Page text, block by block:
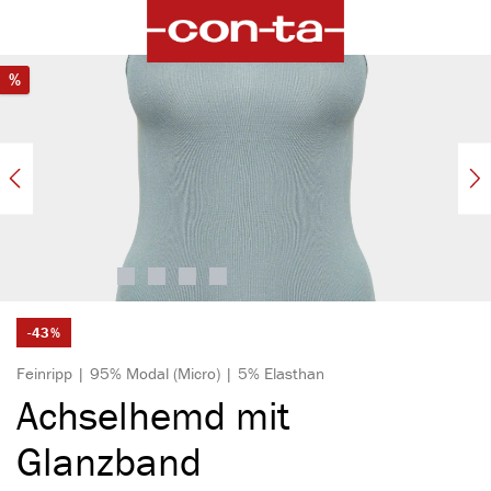
Bildergalerie überspringen
%Rabatt
-43%
Feinripp | 95% Modal (Micro) | 5% Elasthan
Achselhemd mit
Glanzband